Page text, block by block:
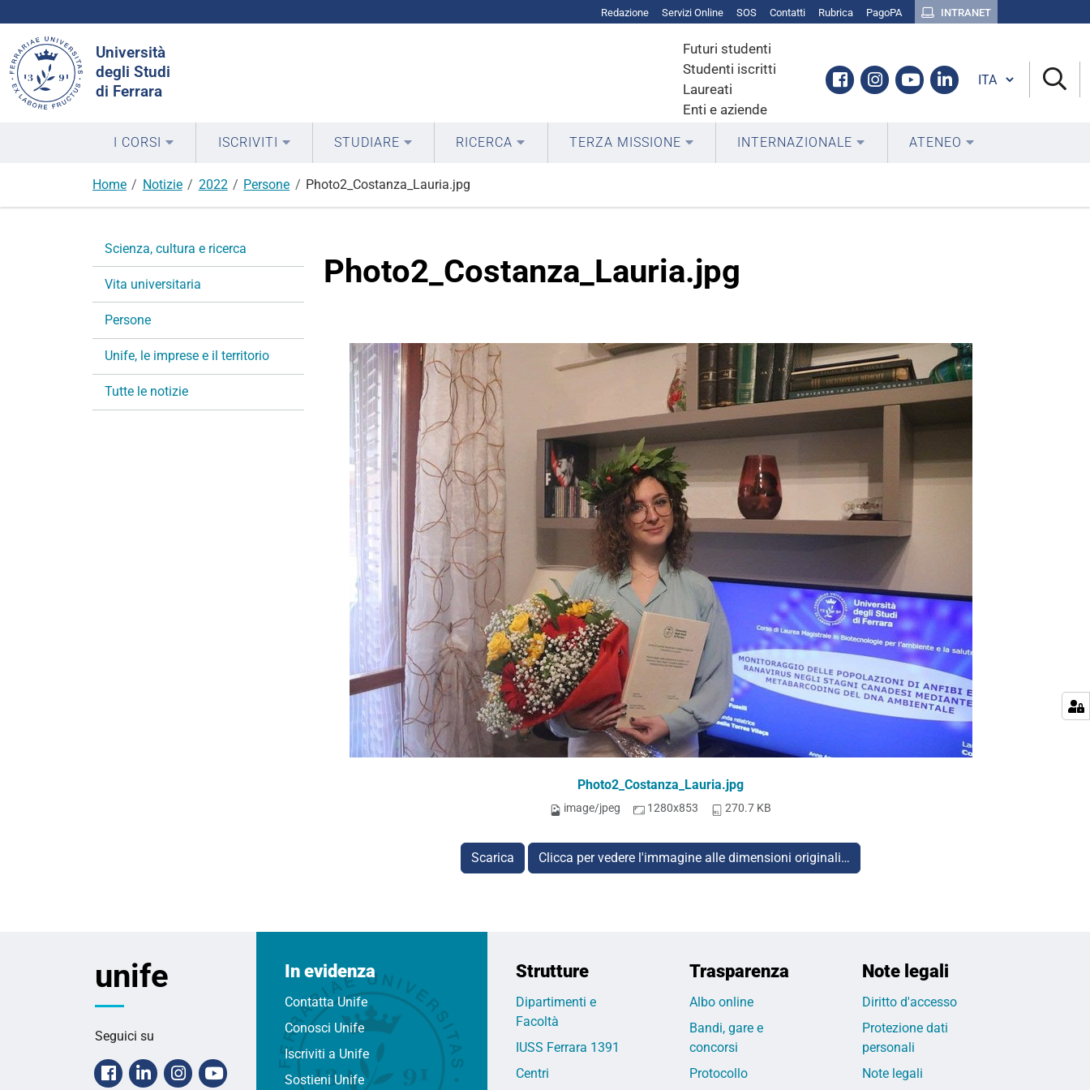
Redazione Servizi Online SOS Contatti Rubrica PagoPA INTRANET
Università
degli Studi
di Ferrara
Futuri studenti
Studenti iscritti
Laureati
Enti e aziende
Facebook
Instagram
YoutubeLinkedin
nel
sito
Cambia lingua
I CORSI ISCRIVITI STUDIARE RICERCA TERZA MISSIONE INTERNAZIONALE ATENEO
Home Notizie 2022 Persone Photo2_Costanza_Lauria.jpg
Photo2_Costanza_Lauria.jpg
Photo2_Costanza_Lauria.jpg
image/jpeg 1280x853 270.7 KB
Scarica Clicca per vedere l'immagine alle dimensioni originali…
i
a
i
n
Scienza, cultura e ricerca
Vita universitaria
Persone
Unife, le imprese e il territorio
Tutte le notizie
unife
Seguici su
Facebook
LinkedinInstagramYoutube
In evidenza
Contatta Unife
Conosci Unife
Iscriviti a Unife
Sostieni Unife
Strutture
Dipartimenti e
Facoltà
IUSS Ferrara 1391
Centri
Trasparenza
Albo online
Bandi, gare e
concorsi
Protocollo
Note legali
Diritto d'accesso
Protezione dati
personali
Note legali